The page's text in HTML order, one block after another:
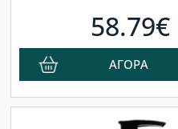
58.79€
ΑΓΟΡΑ